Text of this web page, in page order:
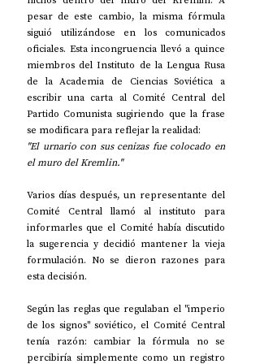
pesar de este cambio, la misma fórmula
siguió utilizándose en los comunicados
oficiales. Esta incongruencia llevó a quince
miembros del Instituto de la Lengua Rusa
de la Academia de Ciencias Soviética a
escribir una carta al Comité Central del
Partido Comunista sugiriendo que la frase
se modificara para reflejar la realidad:
"El urnario con sus cenizas fue colocado en
el muro del Kremlin."
Varios días después, un representante del
Comité Central llamó al instituto para
informarles que el Comité había discutido
la sugerencia y decidió mantener la vieja
formulación. No se dieron razones para
esta decisión.
Según las reglas que regulaban el "imperio
de los signos" soviético, el Comité Central
tenía razón: cambiar la fórmula no se
percibiría simplemente como un registro